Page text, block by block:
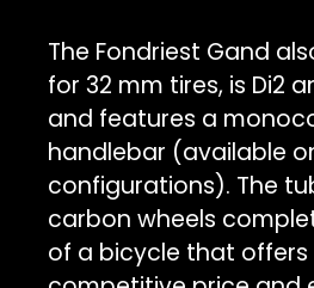
The Fondriest Gand
for 32 mm tires, is Di2
and features a
handlebar (available
configurations). The
carbon wheels
of a bicycle that offers